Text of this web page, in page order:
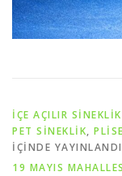
İÇE AÇILIR SINEKLIK
PET SİNEKLIK,
IÇINDE YAYINLANDI
19 MAYIS